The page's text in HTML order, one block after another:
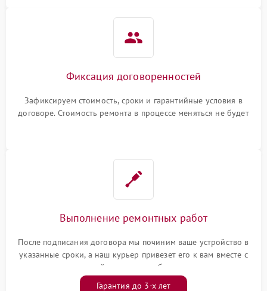
Фиксация договоренностей
Зафиксируем стоимость, сроки и гарантийные условия в
договоре. Стоимость ремонта в процессе меняться не будет
Выполнение ремонтных работ
После подписания договора мы починим ваше устройство в
указанные сроки, а наш курьер привезет его к вам вместе с
гарантийным талоном бесплатно
Гарантия до 3-х лет